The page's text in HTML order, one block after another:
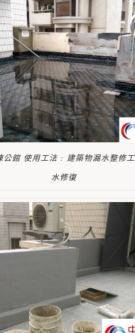
公館 使用工法 : 建築物漏水整修
水修復